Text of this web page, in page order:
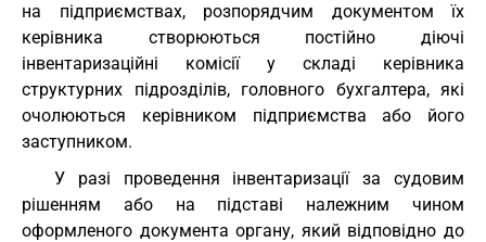
на підприємствах, розпорядчим документом їх
керівника створюються постійно діючі
інвентаризаційні комісії у складі керівника
структурних підрозділів, головного бухгалтера, які
очолюються керівником підприємства або його
заступником.
У разі проведення інвентаризації за судовим
рішенням або на підставі належним чином
оформленого документа органу, який відповідно до